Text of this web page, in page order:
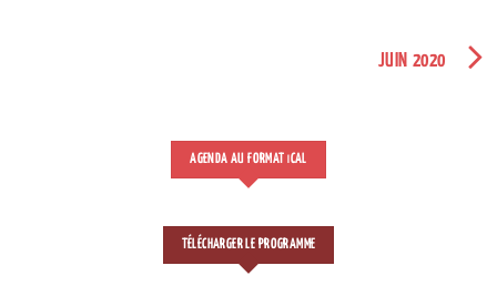
JUIN 2020
AGENDA AU FORMAT CAL
TÉLÉCHARGER LE PROGRAMME